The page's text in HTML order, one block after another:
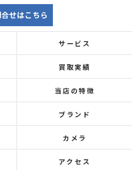
せはこちら
サービス
買取実績
当店の特徴
ブランド
カメラ
アクセス